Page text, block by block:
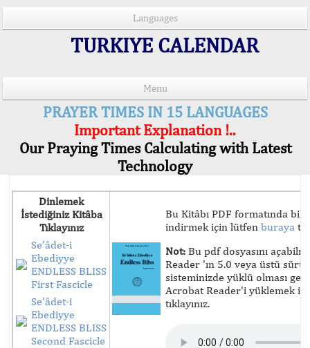
Languages
TURKIYE CALENDAR
Menu
PRAYER TIMES IN 15 LANGUAGES
Important Explanation !..
Our Praying Times Calculating with Latest
Technology
Dinlemek
İstediğiniz Kitâba
Tıklayınız
Se'âdet-i
Ebediyye
ENDLESS BLISS
First Fascicle
Se'âdet-i
Ebediyye
ENDLESS BLISS
Second Fascicle
Bu Kitâbı PDF formatında
indirmek için lütfen buraya
Not: Bu pdf dosyasını
Reader 'ın 5.0 veya üstü
sisteminizde yüklü olması
Acrobat Reader'i yüklemek
tıklayınız.